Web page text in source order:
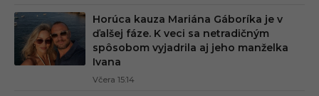
Horúca kauza Mariána Gáboríka je v
ďalšej fáze. K veci sa netradičným
spôsobom vyjadrila aj jeho manželka
Ivana
Včera 15:14